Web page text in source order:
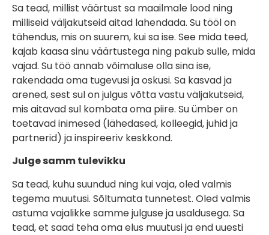
Sa tead, millist väärtust sa maailmale lood ning
milliseid väljakutseid aitad lahendada. Su tööl on
tähendus, mis on suurem, kui sa ise. See mida teed,
kajab kaasa sinu väärtustega ning pakub sulle, mida
vajad. Su töö annab võimaluse olla sina ise,
rakendada oma tugevusi ja oskusi. Sa kasvad ja
arened, sest sul on julgus võtta vastu väljakutseid,
mis aitavad sul kombata oma piire. Su ümber on
toetavad inimesed (lähedased, kolleegid, juhid ja
partnerid) ja inspireeriv keskkond.
Julge samm tulevikku
Sa tead, kuhu suundud ning kui vaja, oled valmis
tegema muutusi. Sõltumata tunnetest. Oled valmis
astuma vajalikke samme julguse ja usaldusega. Sa
tead, et saad teha oma elus muutusi ja end uuesti